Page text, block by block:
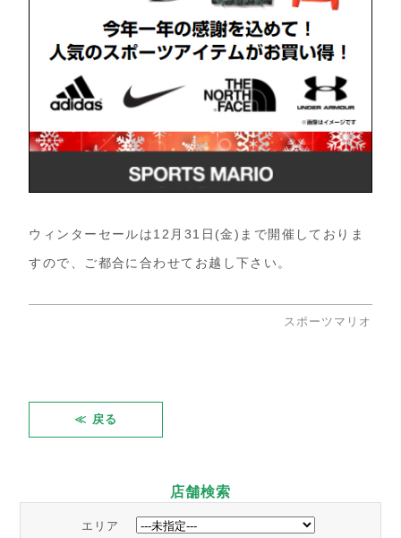
ウィンターセールは12月31日(金)まで開催しておりま
すので、ご都合に合わせてお越し下さい。
スポーツマリオ
≪ 戻る
店舗検索
エリア